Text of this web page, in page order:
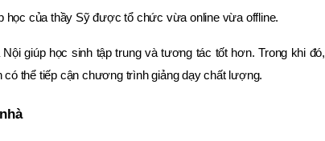
học của thầy Sỹ được tổ chức vừa online vừa offline.
giúp học sinh tập trung và tương tác tốt hơn. Trong khi đó,
thể tiếp cận chương trình giảng dạy chất lượng.